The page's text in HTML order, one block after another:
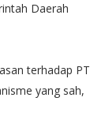
Daerah
terhadap PT
yang sah,